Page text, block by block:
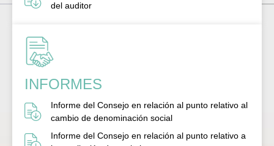
del auditor
INFORMES
Informe del Consejo en relación al punto relativo al
cambio de denominación social
Informe del Consejo en relación al punto relativo a